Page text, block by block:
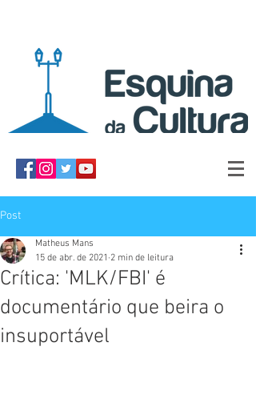
Post
Crítica: 'MLK/FBI' é
documentário que beira o
insuportável
Matheus Mans
15 de abr. de 2021 2 min de leitura